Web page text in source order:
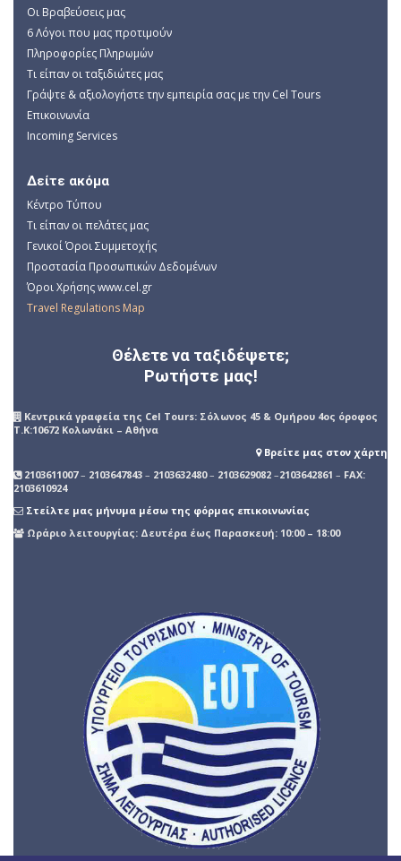
Οι Βραβεύσεις μας
6 Λόγοι που μας προτιμούν
Πληροφορίες Πληρωμών
Τι είπαν οι ταξιδιώτες μας
Γράψτε & αξιολογήστε την εμπειρία σας με την Cel Tours
Επικοινωνία
Incoming Services
Δείτε ακόμα
Κέντρο Τύπου
Τι είπαν οι πελάτες μας
Γενικοί Όροι Συμμετοχής
Προστασία Προσωπικών Δεδομένων
Όροι Χρήσης www.cel.gr
Travel Regulations Map
Θέλετε να ταξιδέψετε;
Ρωτήστε μας!
Kεντρικά γραφεία της Cel Tours: Σόλωνος 45 & Ομήρου 4ος όροφος
Τ.Κ:10672 Κολωνάκι – Αθήνα
Βρείτε μας στον χάρτη
2103611007– 2103647843 – 2103632480– 2103629082 –2103642861 – FAX:
2103610924
Στείλτε μας μήνυμα μέσω της φόρμας επικοινωνίας
Ωράριο λειτουργίας: Δευτέρα έως Παρασκευή: 10:00 – 18:00